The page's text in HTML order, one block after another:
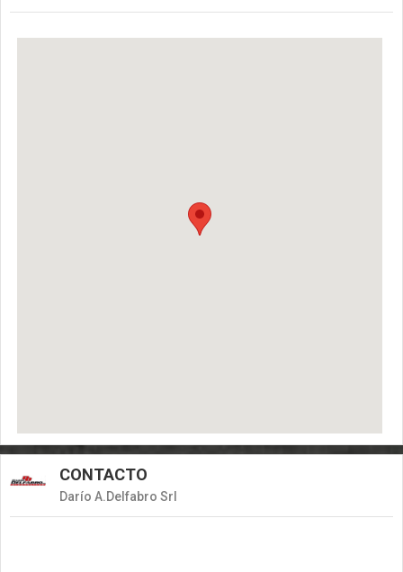
CONTACTO
Darío A.Delfabro Srl